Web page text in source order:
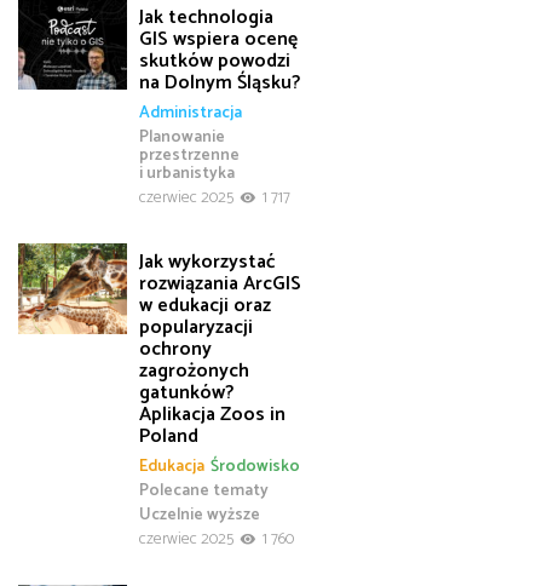
Jak technologia
GIS wspiera ocenę
skutków powodzi
na Dolnym Śląsku?
Administracja
Planowanie
przestrzenne
i urbanistyka
czerwiec 2025
1 717
Jak wykorzystać
rozwiązania ArcGIS
w edukacji oraz
popularyzacji
ochrony
zagrożonych
gatunków?
Aplikacja Zoos in
Poland
Edukacja
Polecane tematy
Środowisko
Uczelnie wyższe
czerwiec 2025
1 760